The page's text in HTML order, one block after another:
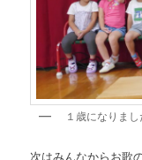
１歳になりま
次はみんなからお歌